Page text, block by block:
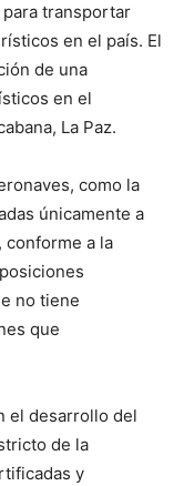
transportar
en el país. El
de una
en el
La Paz.
como la
únicamente a
conforme a la
no tiene
que
el desarrollo del
de la
y